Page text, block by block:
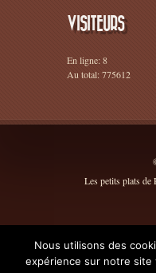
VISITEURS
En ligne: 8
Au total: 775612
Les petits plats de
Nous utilisons des
expérience sur notre site